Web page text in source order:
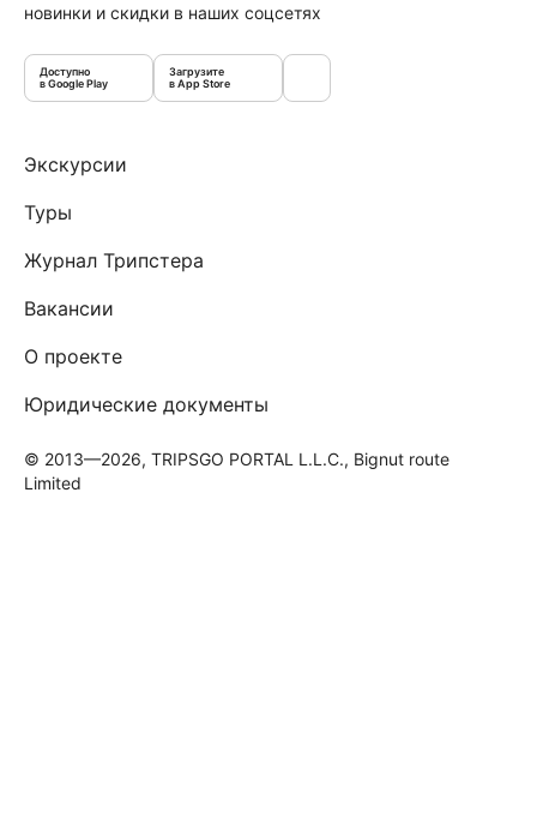
новинки и скидки в наших соцсетях
Доступно
в Google Play
Загрузите
в App Store
Экскурсии
Туры
Журнал Трипстера
Вакансии
О проекте
Юридические документы
© 2013—2026, TRIPSGO PORTAL L.L.C., Bignut route
Limited